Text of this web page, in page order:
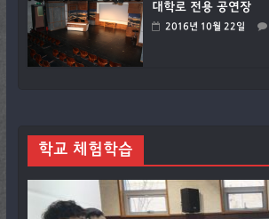
대학로 전용 공연장
2016년 10월 22일
학교 체험학습